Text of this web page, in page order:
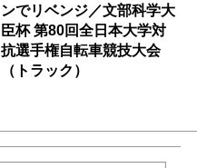
ンでリベンジ／文部科学大
臣杯 第80回全日本大学対
抗選手権自転車競技大会
（トラック）